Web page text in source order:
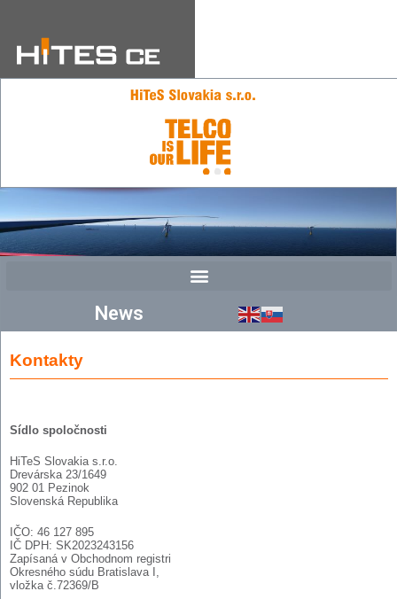
News
Kontakty
Sídlo spoločnosti
HiTeS Slovakia s.r.o.
Drevárska 23/1649
902 01 Pezinok
Slovenská Republika
IČO: 46 127 895
IČ DPH: SK2023243156
Zapísaná v Obchodnom registri
Okresného súdu Bratislava I,
vložka č.72369/B